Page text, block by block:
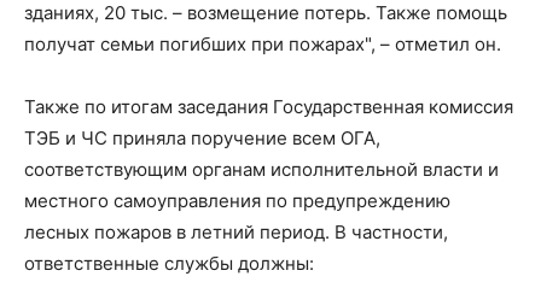
зданиях, 20 тыс. – возмещение потерь. Также помощь
получат семьи погибших при пожарах", – отметил он.
Также по итогам заседания Государственная комиссия
ТЭБ и ЧС приняла поручение всем ОГА,
соответствующим органам исполнительной власти и
местного самоуправления по предупреждению
лесных пожаров в летний период. В частности,
ответственные службы должны: